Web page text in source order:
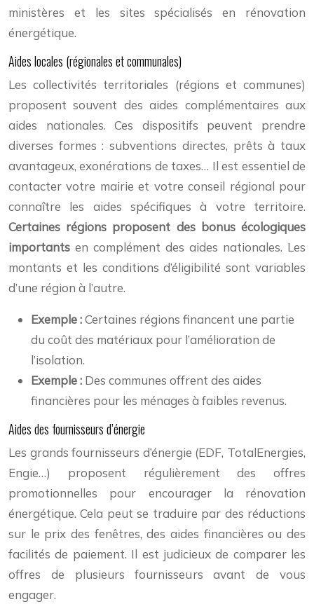
ministères et les sites spécialisés en rénovation
énergétique.
Aides locales (régionales et communales)
Les collectivités territoriales (régions et communes)
proposent souvent des aides complémentaires aux
aides nationales. Ces dispositifs peuvent prendre
diverses formes : subventions directes, prêts à taux
avantageux, exonérations de taxes… Il est essentiel de
contacter votre mairie et votre conseil régional pour
connaître les aides spécifiques à votre territoire.
Certaines régions proposent des bonus écologiques
importants en complément des aides nationales. Les
montants et les conditions d’éligibilité sont variables
d’une région à l’autre.
Exemple :Certaines régions financent une partie
du coût des matériaux pour l’amélioration de
l’isolation.
Exemple : Des communes offrent des aides
financières pour les ménages à faibles revenus.
Aides des fournisseurs d’énergie
Les grands fournisseurs d’énergie (EDF, TotalEnergies,
Engie…) proposent régulièrement des offres
promotionnelles pour encourager la rénovation
énergétique. Cela peut se traduire par des réductions
sur le prix des fenêtres, des aides financières ou des
facilités de paiement. Il est judicieux de comparer les
offres de plusieurs fournisseurs avant de vous
engager.